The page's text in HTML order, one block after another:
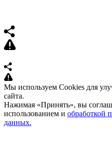
Мы используем Cookies для
сайта.
Нажимая «Принять», вы
использованием и обработкой
данных.